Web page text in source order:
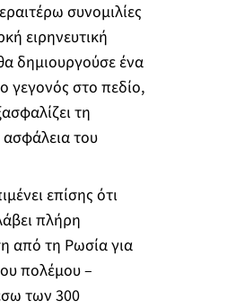
συνομιλίες
ειρηνευτική
δημιουργούσε ένα
γεγονός στο πεδίο,
τη
ασφάλεια του
επίσης ότι
πλήρη
από τη Ρωσία για
πολέμου –
των 300